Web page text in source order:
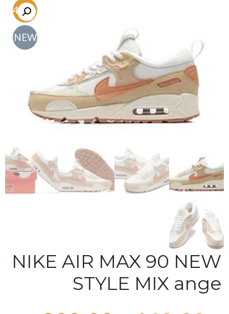
-54.7%
NEW
NIKE AIR MAX 90 NEW
STYLE MIX ange